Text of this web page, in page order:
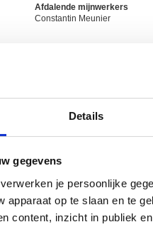
Details
gegevens
verwerken je persoonlijke
apparaat op te slaan en te
content, inzicht in publiek
Afdalende mijnwerkers
Constantin Meunier
Arbeider - De oven
Constantin Meunier